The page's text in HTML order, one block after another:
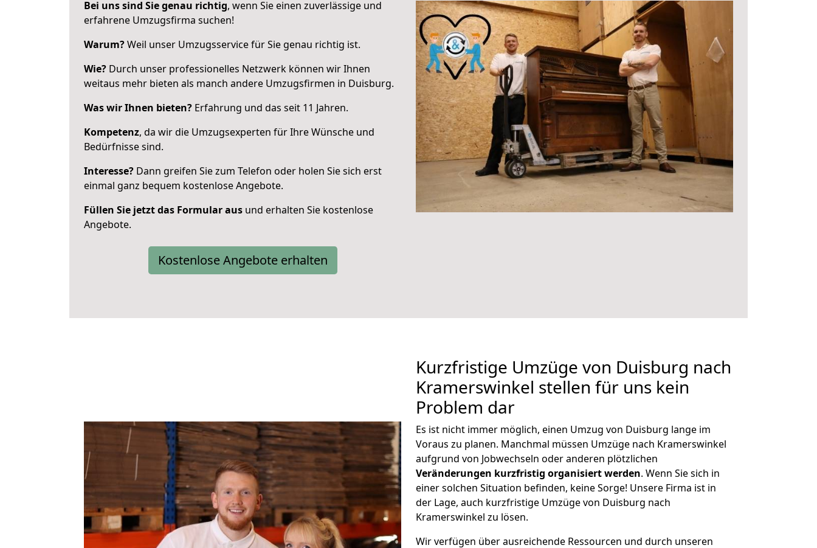
Bei uns sind Sie genau richtig, wenn Sie einen zuverlässige und
erfahrene Umzugsfirma suchen!
Warum?Weil unser Umzugsservice für Sie genau richtig ist.
Wie? Durch unser professionelles Netzwerk können wir Ihnen
weitaus mehr bieten als manch andere Umzugsfirmen in Duisburg.
Was wir Ihnen bieten? Erfahrung und das seit 11 Jahren.
Kompetenz, da wir die Umzugsexperten für Ihre Wünsche und
Bedürfnisse sind.
Interesse? Dann greifen Sie zum Telefon oder holen Sie sich erst
einmal ganz bequem kostenlose Angebote.
Füllen Sie jetzt das Formular aus und erhalten Sie kostenlose
Angebote.
Kostenlose Angebote erhalten
Kurzfristige Umzüge von Duisburg nach
Kramerswinkel stellen für uns kein
Problem dar
Es ist nicht immer möglich, einen Umzug von Duisburg lange im
Voraus zu planen. Manchmal müssen Umzüge nach Kramerswinkel
aufgrund von Jobwechseln oder anderen plötzlichen
Veränderungen kurzfristig organisiert werden. Wenn Sie sich in
einer solchen Situation befinden, keine Sorge! Unsere Firma ist in
der Lage, auch kurzfristige Umzüge von Duisburg nach
Kramerswinkel zu lösen.
Wir verfügen über ausreichende Ressourcen und durch unseren